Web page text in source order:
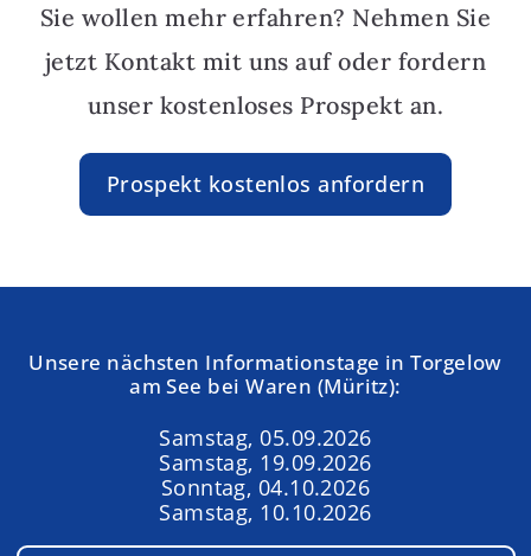
Sie wollen mehr erfahren? Nehmen Sie
jetzt Kontakt mit uns auf oder fordern
unser kostenloses Prospekt an.
Prospekt kostenlos anfordern
Unsere nächsten Informationstage in Torgelow
am See bei Waren (Müritz):
Samstag, 05.09.2026
Samstag, 19.09.2026
Sonntag, 04.10.2026
Samstag, 10.10.2026